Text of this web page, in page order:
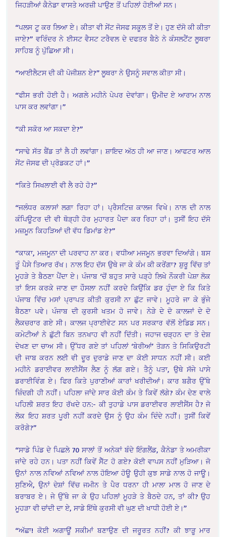
ਜਿਹੜੀਆਂ ਕੈਨੇਡਾ ਵਾਸਤੇ ਅਰਜ਼ੀ ਪਾਉਣ ਤੋਂ ਪਹਿਲਾਂ ਹੋਈਆਂ ਸਨ।
“ਪਲਸ ਟੂ ਕਰ ਲਿਆ ਏ। ਕੀਤਾ ਵੀ ਸੇਂਟ ਜੋਸਫ ਸਕੂਲ ਤੋਂ ਏ। ਹੁਣ ਦੱਸੋ ਕੀ ਕੀਤਾ
ਜਾਏ?” ਵਰਿੰਦਰ ਨੇ ਈਸਟ ਵੈਸਟ ਟਰੈਵਲ ਦੇ ਦਫਤਰ ਬੈਠੇ ਨੇ ਕੰਸਲਟੈਂਟ ਲੂਥਰਾ
ਸਾਹਿਬ ਨੂੰ ਪੁੱਛਿਆ ਸੀ।
“ਆਈਲੈਟਸ ਦੀ ਕੀ ਪੋਜੀਸ਼ਨ ਏ?” ਲੂਥਰਾ ਨੇ ਉਸਨੂੰ ਸਵਾਲ ਕੀਤਾ ਸੀ।
“ਫੀਸ ਭਰੀ ਹੋਈ ਹੈ। ਅਗਲੇ ਮਹੀਨੇ ਪੇਪਰ ਦੇਵਾਂਗਾ। ਉਮੀਦ ਏ ਆਰਾਮ ਨਾਲ
ਪਾਸ ਕਰ ਲਵਾਂਗਾ।”
“ਕੀ ਸਕੋਰ ਆ ਸਕਦਾ ਏ?”
“ਸਾਢੇ ਸੱਤ ਬੈਂਡ ਤਾਂ ਲੈ ਹੀ ਲਵਾਂਗਾ। ਸ਼ਾਇਦ ਅੱਠ ਹੀ ਆ ਜਾਣ। ਆਫਟਰ ਆਲ
ਸੇਂਟ ਜੋਸਫ ਦੀ ਪ੍ਰੋਡਕਟ ਹਾਂ।”
“ਕਿਤੇ ਸਿਖਲਾਈ ਵੀ ਲੈ ਰਹੇ ਹੋ?”
“ਜਲੰਧਰ ਕਲਾਸਾਂ ਲਗਾ ਰਿਹਾ ਹਾਂ। ਪ੍ਰੈਸਟਿਜ਼ ਕਾਲਜ ਵਿਖੇ। ਨਾਲ ਦੀ ਨਾਲ
ਕੰਪਿਊਟਰ ਦੀ ਵੀ ਥੋੜ੍ਹੀ ਹੋਰ ਮੁਹਾਰਤ ਪੈਦਾ ਕਰ ਰਿਹਾ ਹਾਂ। ਤੁਸੀਂ ਇਹ ਦੱਸੋ
ਮਜ਼ਮੂਨ ਕਿਹੜਿਆਂ ਦੀ ਵੱਧ ਡਿਮਾਂਡ ਏ?”
“ਕਾਕਾ, ਮਜਮੂਨਾ ਦੀ ਪਰਵਾਹ ਨਾ ਕਰ। ਵਧੀਆ ਮਜਮੂਨ ਭਰਵਾ ਦਿਆਂਗੇ। ਬਸ
ਤੂੰ ਪੈਸੇ ਤਿਆਰ ਰੱਖ। ਨਾਲ ਇਹ ਦੱਸ ਉਥੇ ਜਾ ਕੇ ਕੰਮ ਕੀ ਕਰੇਂਗਾ? ਸ਼ੁਰੂ ਵਿੱਚ ਤਾਂ
ਮੂਹੜੇ ਤੇ ਬੈਠਣਾ ਪੈਂਦਾ ਏ। ਪੰਜਾਬ ‘ਚੋਂ ਬਹੁਤ ਸਾਰੇ ਪੜ੍ਹੇ ਲਿਖੇ ਨੌਕਰੀ ਪੇਸ਼ਾ ਲੋਕ
ਤਾਂ ਇਸ ਕਰਕੇ ਜਾਣ ਦਾ ਹੌਸਲਾ ਨਹੀਂ ਕਰਦੇ ਕਿਉਂਕਿ ਡਰ ਹੁੰਦਾ ਏ ਕਿ ਕਿਤੇ
ਪੰਜਾਬ ਵਿੱਚ ਮਸਾਂ ਪ੍ਰਾਪਤ ਕੀਤੀ ਕੁਰਸੀ ਨਾ ਛੁੱਟ ਜਾਵੇ। ਮੂਹਰੇ ਜਾ ਕੇ ਭੁੰਜੇ
ਬੈਠਣਾ ਪਵੇ। ਪੰਜਾਬ ਦੀ ਕੁਰਸੀ ਖਤਮ ਹੋ ਜਾਵੇ। ਨੇੜੇ ਦੇ ਦੋ ਕਾਲਜਾਂ ਦੇ ਦੋ
ਲੈਕਚਰਾਰ ਗਏ ਸੀ। ਕਾਲਜ ਪ੍ਰਾਈਵੇਟ ਸਨ ਪਰ ਸਰਕਾਰ ਵੱਲੋਂ ਏਡਿਡ ਸਨ।
ਕਮੇਟੀਆਂ ਨੇ ਛੁੱਟੀ ਬਿਨ ਤਨਖਾਹ ਵੀ ਨਹੀਂ ਦਿੱਤੀ। ਜਹਾਜ ਚੜ੍ਹਨ ਦਾ ਤੇ ਦੇਸ਼
ਦੇਖਣ ਦਾ ਚਾਅ ਸੀ। ਉੱਧਰ ਗਏ ਤਾਂ ਪਹਿਲਾਂ ‘ਬੇਰੀਆਂ’ ਤੋੜਨ ਤੇ ਸਿਕਿਉਰਟੀ
ਦੀ ਜਾਬ ਕਰਨ ਲਈ ਵੀ ਦੂਰ ਦੁਰਾਡੇ ਜਾਣ ਦਾ ਕੋਈ ਸਾਧਨ ਨਹੀਂ ਸੀ। ਕਈ
ਮਹੀਨੇ ਡਰਾਈਵਰ ਲਾਈਸੈਂਸ ਲੈਣ ਨੂੰ ਲੱਗ ਗਏ। ਤੈਨੂੰ ਪਤਾ, ਉਥੇ ਸੱਜੇ ਪਾਸੇ
ਡਰਾਈਵਿੰਗ ਏ। ਫਿਰ ਕਿਤੇ ਪੁਰਾਣੀਆਂ ਕਾਰਾਂ ਖਰੀਦੀਆਂ। ਕਾਰ ਬਗੈਰ ਉੱਥੇ
ਜ਼ਿੰਦਗੀ ਹੀ ਨਹੀਂ। ਪਹਿਲਾ ਜਾਂਦੇ ਸਾਰ ਕੋਈ ਕੰਮ ਤੇ ਕਿਵੇਂ ਲੱਗੇ? ਕੰਮ ਦੇਣ ਵਾਲੇ
ਪਹਿਲੀ ਸ਼ਰਤ ਇਹ ਰੱਖਦੇ ਹਨ:- ਕੀ ਤੁਹਾਡੇ ਪਾਸ ਡਰਾਈਵਰ ਲਾਈਸੈਂਸ ਹੈ? ਜੋ
ਲੋਕ ਇਹ ਸ਼ਰਤ ਪੂਰੀ ਨਹੀਂ ਕਰਦੇ ਉਸ ਨੂੰ ਉਹ ਕੰਮ ਦਿੰਦੇ ਨਹੀਂ। ਤੁਸੀਂ ਕਿਵੇਂ
ਕਰੋਗੇ?”
“ਸਾਡੇ ਪਿੰਡ ਦੇ ਪਿਛਲੇ 70 ਸਾਲਾਂ ਤੋਂ ਅਨੇਕਾਂ ਬੰਦੇ ਇੰਗਲੈਂਡ, ਕੈਨੇਡਾ ਤੇ ਅਮਰੀਕਾ
ਜਾਂਦੇ ਰਹੇ ਹਨ। ਪਤਾ ਨਹੀਂ ਕਿਵੇਂ ਸੈੱਟ ਹੋ ਗਏ? ਕੋਈ ਵਾਪਸ ਨਹੀਂ ਮੁੜਿਆ। ਜੋ
ਉਨਾਂ ਨਾਲ ਨਵਿਆਂ ਨਵਿਆਂ ਨਾਲ ਹੋਇਆ ਹੋਊ ਉਹੀ ਕੁਝ ਸਾਡੇ ਨਾਲ ਹੋ ਜਾਊ।
ਸੁਣਿਐ, ਉਨਾਂ ਦੇਸ਼ਾਂ ਵਿੱਚ ਜਮੀਨ ਤੇ ਪੈਰ ਧਰਨਾ ਹੀ ਮਾਲਾ ਮਾਲ ਹੋ ਜਾਣ ਦੇ
ਬਰਾਬਰ ਏ। ਜੇ ਉੱਥੇ ਜਾ ਕੇ ਉਹ ਪਹਿਲਾਂ ਮੂਹੜੇ ਤੇ ਬੈਠਦੇ ਹਨ, ਤਾਂ ਕੀ? ਉਹ
ਮੂਹੜਾ ਵੀ ਚਾਂਦੀ ਦਾ ਏ, ਸਾਡੇ ਇੱਥੇ ਕੁਰਸੀ ਵੀ ਘੁਣ ਦੀ ਖਾਧੀ ਹੋਈ ਏ।”
“ਅੱਛਾ! ਕੋਈ ਅਗਾਊਂ ਸਕੀਮਾਂ ਬਣਾਉਣ ਦੀ ਜਰੂਰਤ ਨਹੀਂ? ਕੀ ਝਾੜੂ ਮਾਰ